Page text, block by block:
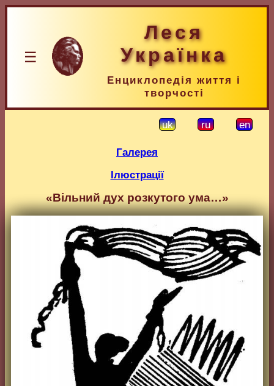
☰
Леся
Українка
Енциклопедія життя і
творчості
uk ru en
Галерея
Ілюстрації
«Вільний дух розкутого ума…»